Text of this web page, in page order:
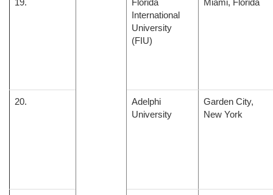
19.
Florida
International
University
(FIU)
Miami, Florida
20.
Adelphi
University
Garden City,
New York